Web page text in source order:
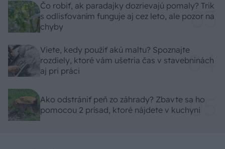
Čo robiť, ak paradajky dozrievajú pomaly? Trik
s odlisťovaním funguje aj cez leto, ale pozor na
chyby
Viete, kedy použiť akú maltu? Spoznajte
rozdiely, ktoré vám ušetria čas v stavebninách
aj pri práci
Ako odstrániť peň zo záhrady? Zbavte sa ho
pomocou 2 prísad, ktoré nájdete v kuchyni